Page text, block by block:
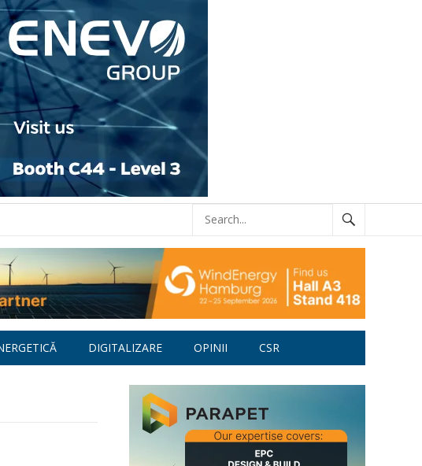
DIGITALIZARE OPINII CSR